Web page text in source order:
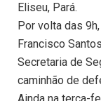
Eliseu, Pará.
Por volta das
Francisco
Secretaria de
caminhão de